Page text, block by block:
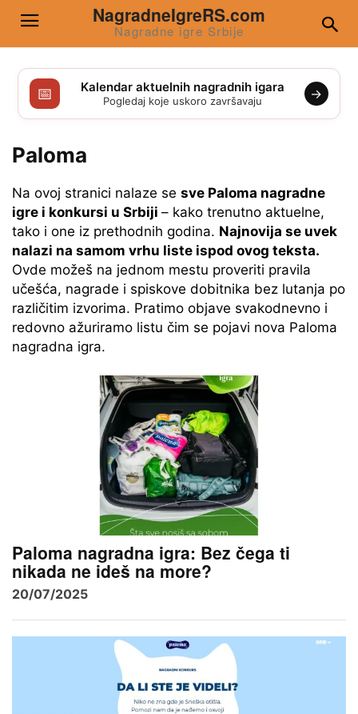
NagradneIgreRS.com
Nagradne igre Srbije
📅 Kalendar aktuelnih nagradnih igara
Pogledaj koje uskoro završavaju →
Paloma
Na ovoj stranici nalaze se sve Paloma nagradne
igre i konkursi u Srbiji – kako trenutno aktuelne,
tako i one iz prethodnih godina. Najnovija se uvek
nalazi na samom vrhu liste ispod ovog teksta.
Ovde možeš na jednom mestu proveriti pravila
učešća, nagrade i spiskove dobitnika bez lutanja po
različitim izvorima. Pratimo objave svakodnevno i
redovno ažuriramo listu čim se pojavi nova Paloma
nagradna igra.
Paloma nagradna igra: Bez čega ti
nikada ne ideš na more?
20/07/2025